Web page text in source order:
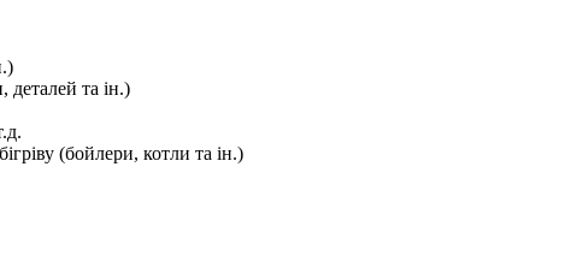
деталей та ін.)
(бойлери, котли та ін.)